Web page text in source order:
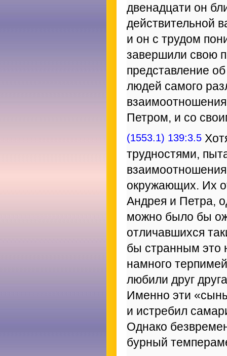
двенадцати он
действительной
и он с трудом
завершили свою
представление
людей самого
Петром, и со
(1553.1) 139:3.5
трудностями,
окружающих. Их
Андрея и Петра,
можно было бы
отличавшихся
бы странным это
намного
любили друг
Именно эти
и истребил
Однако
бурный